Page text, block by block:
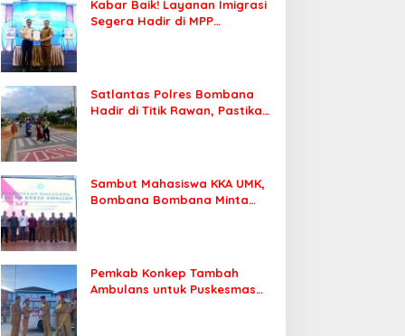
Kabar Baik! Layanan Imigrasi
Segera Hadir di MPP
Satlantas Polres Bombana
Hadir di Titik Rawan, Pastikan
Sambut Mahasiswa KKA UMK,
Bombana Bombana Minta
Pemkab Konkep Tambah
Ambulans untuk Puskesmas